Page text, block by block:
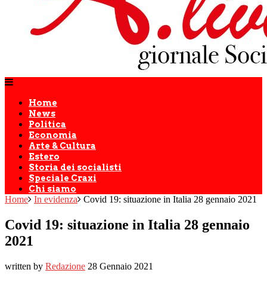
Home
News
Politica
Economia
Arte & Cultura
Estero
Storia dei socialisti
Speciale Craxi
Chi siamo
Home In evidenza Covid 19: situazione in Italia 28 gennaio 2021
Covid 19: situazione in Italia 28 gennaio
2021
written by Redazione 28 Gennaio 2021